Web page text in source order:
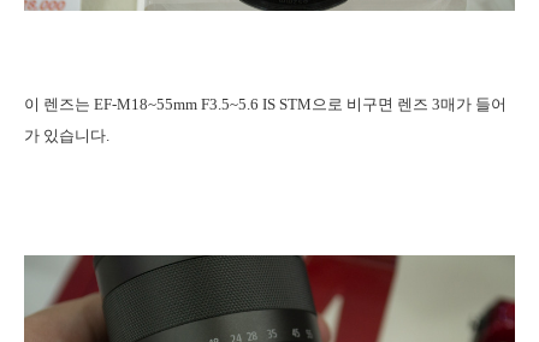
이 렌즈는 EF-M18~55mm F3.5~5.6 IS STM으로 비구면 렌즈 3매가 들어
가 있습니다.